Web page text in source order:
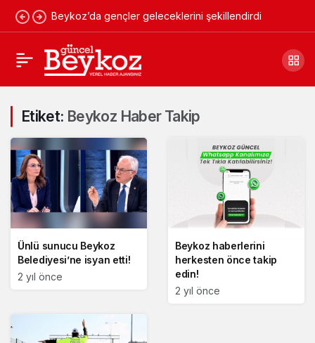
Beykoz’da gençler geleceklerini şekillendirdi
Etiket: Beykoz Haber Takip
Ünlü sunucu Beykoz
Belediyesi’ne isyan etti!
2 yıl önce
Beykoz haberlerini
herkesten önce takip
edin!
2 yıl önce